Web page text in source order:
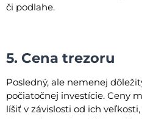
či podlahe.
5. Cena trezoru
Posledný, ale nemenej
počiatočnej investície. Ceny
líšiť v závislosti od ich